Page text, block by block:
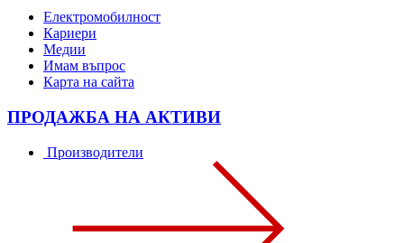
Електромобилност
Кариери
Медии
Имам въпрос
Карта на сайта
ПРОДАЖБА НА АКТИВИ
Производители